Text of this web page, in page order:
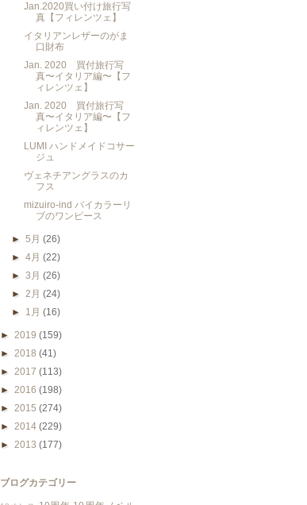
Jan.2020買い付け旅行写
真【フィレンツェ】
イタリアンレザーのがま
口財布
Jan. 2020 買付旅行写
真〜イタリア編〜【フ
ィレンツェ】
Jan. 2020 買付旅行写
真〜イタリア編〜【フ
ィレンツェ】
LUMI ハンドメイドコサー
ジュ
ヴェネチアングラスのカ
フス
mizuiro-ind バイカラーリ
ブのワンピース
►5月(26)
►4月(22)
►3月(26)
►2月(24)
► 1月(16)
► 2019 (159)
► 2018 (41)
► 2017 (113)
► 2016 (198)
► 2015 (274)
► 2014 (229)
► 2013 (177)
ブログカテゴリー